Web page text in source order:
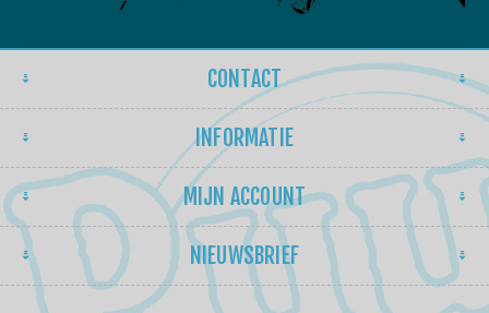
CONTACT
INFORMATIE
MIJN ACCOUNT
NIEUWSBRIEF